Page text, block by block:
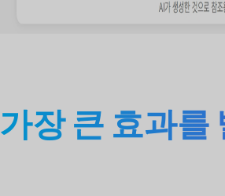
가장 큰 효과를